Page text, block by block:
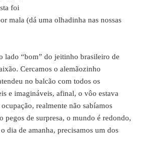
foi
mala (dá uma olhadinha nas nossas
lado “bom” do jeitinho brasileiro de
Cercamos o alemãozinho
no balcão com todos os
e imagináveis, afinal, o vôo estava
realmente não sabíamos
pegos de surpresa, o mundo é redondo,
dia de amanha, precisamos um dos